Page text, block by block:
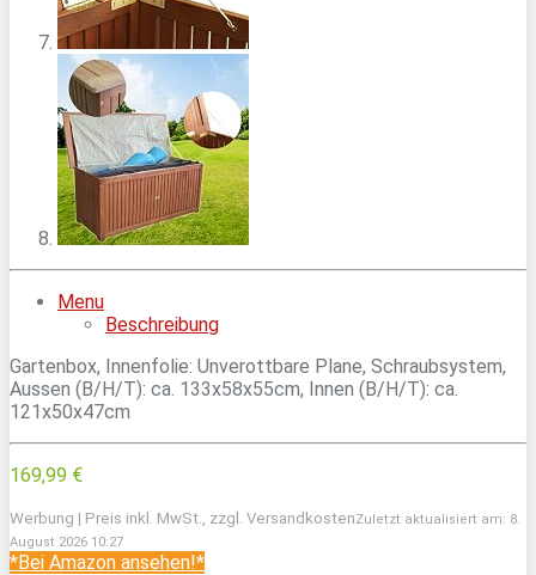
Menu
Beschreibung
Gartenbox, Innenfolie: Unverottbare Plane, Schraubsystem,
Aussen (B/H/T): ca. 133x58x55cm, Innen (B/H/T): ca.
121x50x47cm
169,99 €
Werbung | Preis inkl. MwSt., zzgl. VersandkostenZuletzt aktualisiert am: 8.
August 2026 10:27
*Bei Amazon ansehen!*